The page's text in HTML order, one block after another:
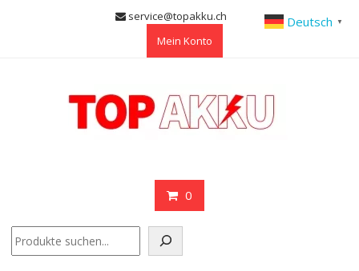
service@topakku.ch
Mein Konto
0
Deutsch ▼